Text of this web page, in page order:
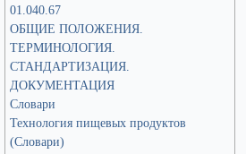
01.040.67
ОБЩИЕ ПОЛОЖЕНИЯ.
ТЕРМИНОЛОГИЯ.
СТАНДАРТИЗАЦИЯ.
ДОКУМЕНТАЦИЯ
Словари
Технология пищевых продуктов
(Словари)